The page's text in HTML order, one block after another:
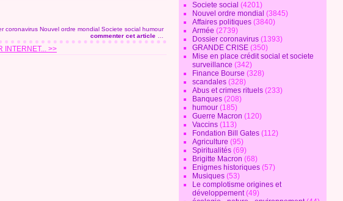
coronavirus Nouvel ordre mondial Societe social humour
commenter cet article …
INTERNET... >>
Societe social (4201)
Nouvel ordre mondial (3845)
Affaires politiques (3840)
Armée (2739)
Dossier coronavirus (1393)
GRANDE CRISE (350)
Mise en place crédit social et societe
surveillance (342)
Finance Bourse (328)
scandales (328)
Abus et crimes rituels (233)
Banques (208)
humour (185)
Guerre Macron (120)
Vaccins (113)
Fondation Bill Gates (112)
Agriculture (95)
Spiritualités (69)
Brigitte Macron (68)
Enigmes historiques (57)
Musiques (53)
Le complotisme origines et
développement(49)